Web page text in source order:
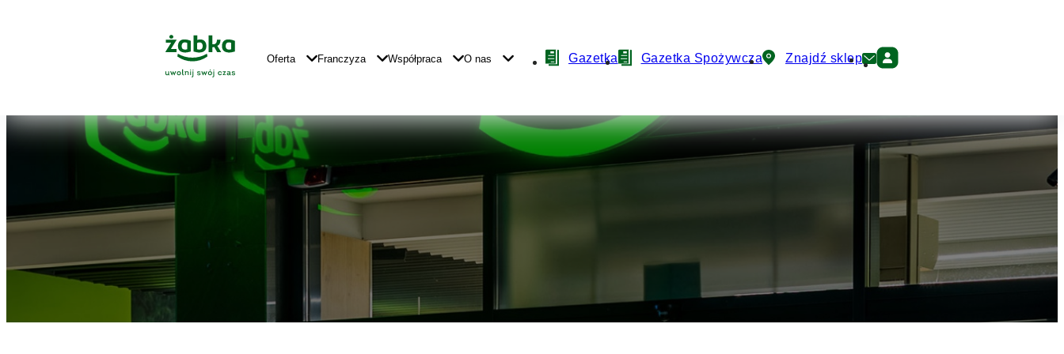
Główne
Logo
Główna
Nawigacja
Oferta Franczyza Współpraca O nas
NawigacjaGazetka Gazetka Spożywcza Znajdź sklep